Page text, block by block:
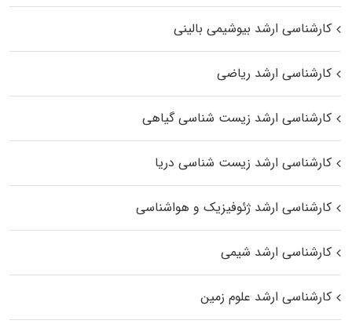
کارشناسی ارشد بیوشیمی بالینی
کارشناسی ارشد ریاضی
کارشناسی ارشد زیست‌ شناسی گیاهی
کارشناسی ارشد زیست‌ شناسی دریا
کارشناسی ارشد ژئوفیزیک و هواشناسی
کارشناسی ارشد شیمی
کارشناسی ارشد علوم زمین